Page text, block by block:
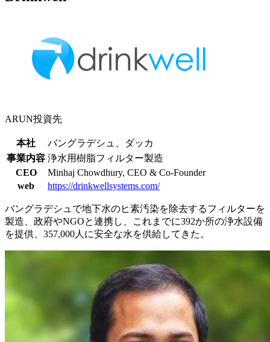
ARUN投資先
本社
バングラデシュ、ダッカ
事業内容 浄水用樹脂フィルター製造
CEO
Minhaj Chowdhury, CEO & Co-Founder
web
https://drinkwellsystems.com/
バングラデシュで地下水のヒ素汚染を除去するフィルターを
製造、政府やNGOと連携し、これまでに392か所の浄水設備
を提供、357,000人に安全な水を供給してきた。